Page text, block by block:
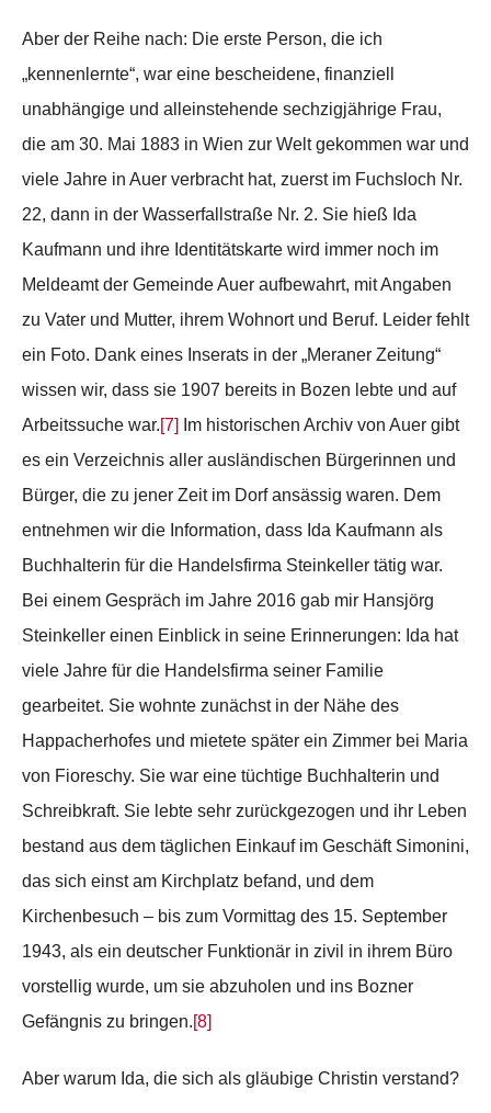
Aber der Reihe nach: Die erste Person, die ich
„kennenlernte“, war eine bescheidene, finanziell
unabhängige und alleinstehende sechzigjährige Frau,
die am 30. Mai 1883 in Wien zur Welt gekommen war und
viele Jahre in Auer verbracht hat, zuerst im Fuchsloch Nr.
22, dann in der Wasserfallstraße Nr. 2. Sie hieß Ida
Kaufmann und ihre Identitätskarte wird immer noch im
Meldeamt der Gemeinde Auer aufbewahrt, mit Angaben
zu Vater und Mutter, ihrem Wohnort und Beruf. Leider fehlt
ein Foto. Dank eines Inserats in der „Meraner Zeitung“
wissen wir, dass sie 1907 bereits in Bozen lebte und auf
Arbeitssuche war.[7]
Im historischen Archiv von Auer gibt
es ein Verzeichnis aller ausländischen Bürgerinnen und
Bürger, die zu jener Zeit im Dorf ansässig waren. Dem
entnehmen wir die Information, dass Ida Kaufmann als
Buchhalterin für die Handelsfirma Steinkeller tätig war.
Bei einem Gespräch im Jahre 2016 gab mir Hansjörg
Steinkeller einen Einblick in seine Erinnerungen: Ida hat
viele Jahre für die Handelsfirma seiner Familie
gearbeitet. Sie wohnte zunächst in der Nähe des
Happacherhofes und mietete später ein Zimmer bei Maria
von Fioreschy. Sie war eine tüchtige Buchhalterin und
Schreibkraft. Sie lebte sehr zurückgezogen und ihr Leben
bestand aus dem täglichen Einkauf im Geschäft Simonini,
das sich einst am Kirchplatz befand, und dem
Kirchenbesuch – bis zum Vormittag des 15. September
1943, als ein deutscher Funktionär in zivil in ihrem Büro
vorstellig wurde, um sie abzuholen und ins Bozner
Gefängnis zu bringen.[8]
Aber warum Ida, die sich als gläubige Christin verstand?